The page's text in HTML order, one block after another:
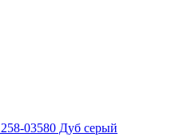
03580 Дуб серый